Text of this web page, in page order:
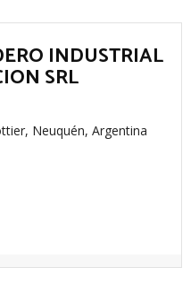
INDUSTRIAL
SRL
Neuquén, Argentina